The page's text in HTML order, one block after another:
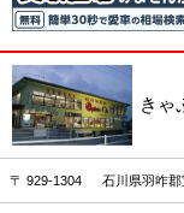
きゃ
〒 929-1304 石川県羽咋郡